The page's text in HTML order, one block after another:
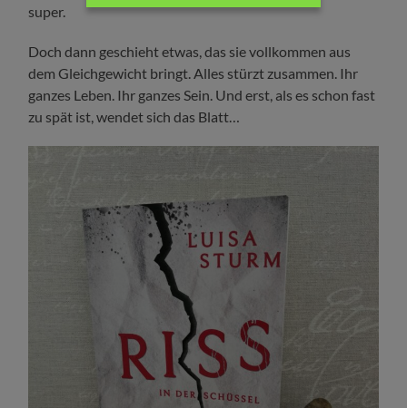
super.
Doch dann geschieht etwas, das sie vollkommen aus
dem Gleichgewicht bringt. Alles stürzt zusammen. Ihr
ganzes Leben. Ihr ganzes Sein. Und erst, als es schon fast
zu spät ist, wendet sich das Blatt…